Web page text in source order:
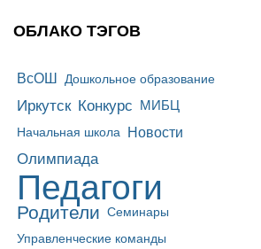
ОБЛАКО ТЭГОВ
ВсОШ Дошкольное образование
Иркутск Конкурс МИБЦ
Начальная школа Новости
Олимпиада
Педагоги
Родители Семинары
Управленческие команды